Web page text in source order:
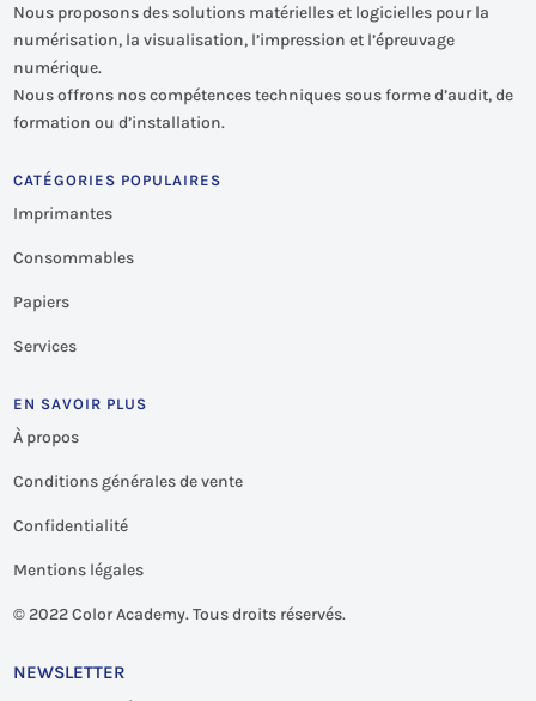
Nous proposons des solutions matérielles et logicielles pour la
numérisation, la visualisation, l’impression et l’épreuvage
numérique.
Nous offrons nos compétences techniques sous forme d’audit, de
formation ou d’installation.
CATÉGORIES POPULAIRES
Imprimantes
Consommables
Papiers
Services
EN SAVOIR PLUS
À propos
Conditions générales de vente
Confidentialité
Mentions légales
© 2022 Color Academy. Tous droits réservés.
NEWSLETTER